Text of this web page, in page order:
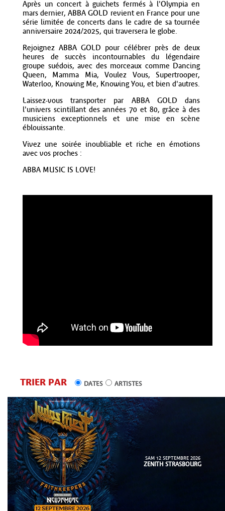
Après un concert à guichets fermés à l'Olympia en
mars dernier, ABBA GOLD revient en France pour une
série limitée de concerts dans le cadre de sa tournée
anniversaire 2024/2025, qui traversera le globe.
Rejoignez ABBA GOLD pour célébrer près de deux
heures de succès incontournables du légendaire
groupe suédois, avec des morceaux comme Dancing
Queen, Mamma Mia, Voulez Vous, Supertrooper,
Waterloo, Knowing Me, Knowing You, et bien d'autres.
Laissez-vous transporter par ABBA GOLD dans
l'univers scintillant des années 70 et 80, grâce à des
musiciens exceptionnels et une mise en scène
éblouissante.
Vivez une soirée inoubliable et riche en émotions
avec vos proches :
ABBA MUSIC IS LOVE!
TRIER PAR DATES ARTISTES
SAM 12 SEPTEMBRE 2026
ZENITH STRASBOURG